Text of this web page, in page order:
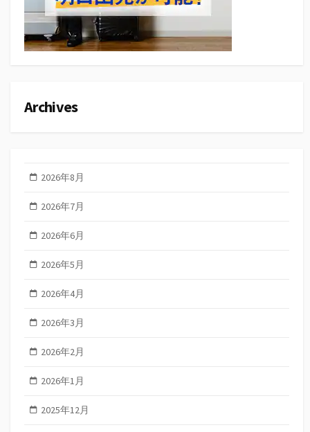
Archives
2026年8月
2026年7月
2026年6月
2026年5月
2026年4月
2026年3月
2026年2月
2026年1月
2025年12月